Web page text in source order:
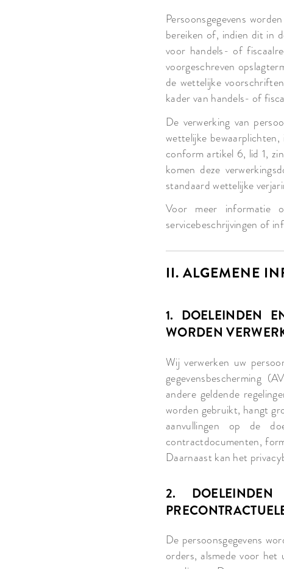
Persoonsgegevens
bereiken of, indien dit in
voor handels- of
voorgeschreven
de wettelijke
kader van handels- of
De verwerking van
wettelijke
conform artikel 6, lid 1,
komen deze
standaard wettelijke
Voor meer informatie
servicebeschrijvingen of
II. ALGEMENE
1. DOELEINDEN
WORDEN
Wij verwerken uw
gegevensbescherming
andere geldende
worden gebruikt, hangt
aanvullingen op de
contractdocumenten,
Daarnaast kan het
2.
De persoonsgegevens
orders, alsmede voor het